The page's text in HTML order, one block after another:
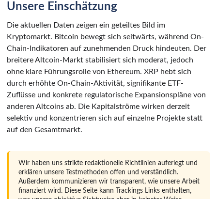
Unsere Einschätzung
Die aktuellen Daten zeigen ein geteiltes Bild im
Kryptomarkt. Bitcoin bewegt sich seitwärts, während On-
Chain-Indikatoren auf zunehmenden Druck hindeuten. Der
breitere Altcoin-Markt stabilisiert sich moderat, jedoch
ohne klare Führungsrolle von Ethereum. XRP hebt sich
durch erhöhte On-Chain-Aktivität, signifikante ETF-
Zuflüsse und konkrete regulatorische Expansionspläne von
anderen Altcoins ab. Die Kapitalströme wirken derzeit
selektiv und konzentrieren sich auf einzelne Projekte statt
auf den Gesamtmarkt.
Wir haben uns strikte redaktionelle Richtlinien auferlegt und
erklären unsere Testmethoden offen und verständlich.
Außerdem kommunizieren wir transparent, wie unsere Arbeit
finanziert wird. Diese Seite kann Trackings Links enthalten,